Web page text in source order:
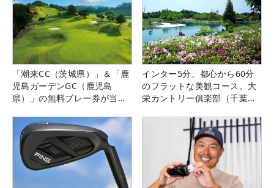
「潮来CC（茨城県）」＆「鹿
児島ガーデンGC（鹿児島
県）」の無料プレー券が当た
インター5分、都心から60分
のフラットな美観コース。大
栄カントリー俱楽部（千葉